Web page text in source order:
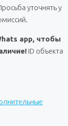
уточнять у
app, чтобы
ID объекта